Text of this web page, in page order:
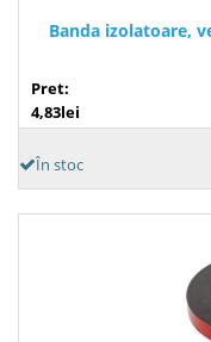
Banda izolatoare,
Pret:
4,83lei
În stoc